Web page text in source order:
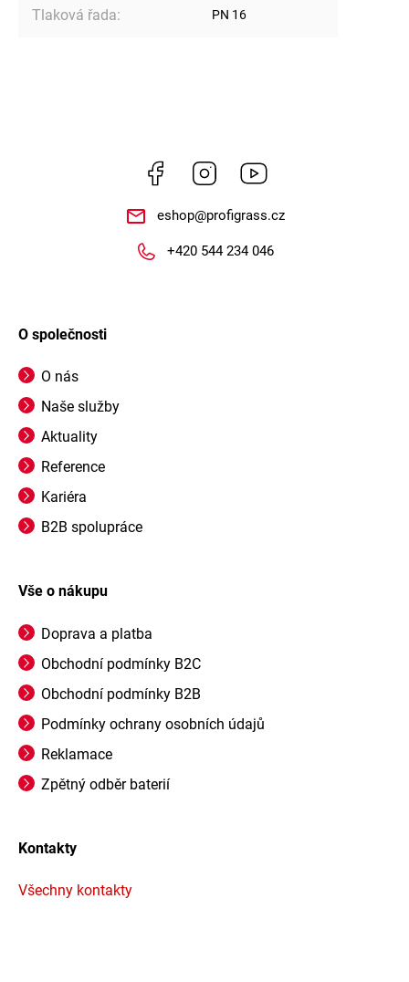
Tlaková řada: PN 16
Facebook Instagram
eshop@profigrass.cz
+420 544 234 046
O společnosti
O nás
Naše služby
Aktuality
Reference
Kariéra
B2B spolupráce
Vše o nákupu
Doprava a platba
Obchodní podmínky B2C
Obchodní podmínky B2B
Podmínky ochrany osobních údajů
Reklamace
Zpětný odběr baterií
Kontakty
Všechny kontakty